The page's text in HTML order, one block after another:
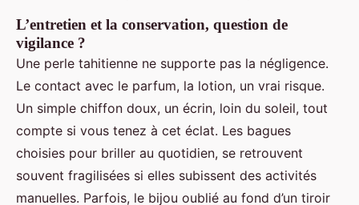
L’entretien et la conservation, question de
vigilance ?
Une perle tahitienne ne supporte pas la négligence.
Le contact avec le parfum, la lotion, un vrai risque.
Un simple chiffon doux, un écrin, loin du soleil, tout
compte si vous tenez à cet éclat. Les bagues
choisies pour briller au quotidien, se retrouvent
souvent fragilisées si elles subissent des activités
manuelles. Parfois, le bijou oublié au fond d’un tiroir